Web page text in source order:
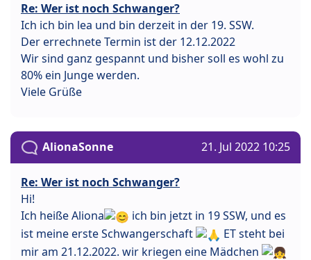
Re: Wer ist noch Schwanger?
Ich ich bin lea und bin derzeit in der 19. SSW.
Der errechnete Termin ist der 12.12.2022
Wir sind ganz gespannt und bisher soll es wohl zu
80% ein Junge werden.
Viele Grüße
AlionaSonne 21. Jul 2022 10:25
Re: Wer ist noch Schwanger?
Hi!
Ich heiße Aliona
ich bin jetzt in 19 SSW, und es
ist meine erste Schwangerschaft
ET steht bei
mir am 21.12.2022. wir kriegen eine Mädchen